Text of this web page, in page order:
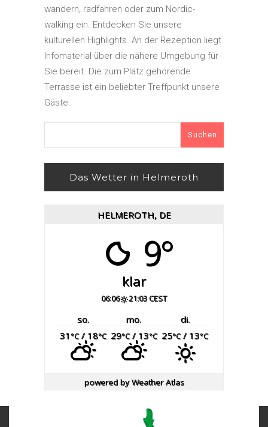
wandern, radfahren oder zum Nordic-
walking ein. Entdecken Sie unsere
kulturellen Highlights. An der Rezeption liegt
Infomaterial über die nähere Umgebung für
Sie bereit. Die zum Plätz gehörende
Terrasse ist ein beliebter Treffpunkt unsere
Gäste.
nach:
Das Wetter in Helmeroth
HELMEROTH, DE
9°
klar
06:06 21:03 CEST
so. mo.
di.
31 °C/ 18°C 29°C/ 13°C 25°C/ 13°C
powered byWeather Atlas